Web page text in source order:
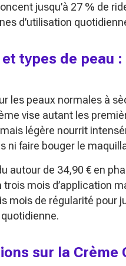
jusqu’à 27 % de
d’utilisation
types de peau
les peaux normales à
vise autant les
légère nourrit
ni faire bouger le
autour de 34,90 € en
mois d’application
mois de régularité pour
sur la